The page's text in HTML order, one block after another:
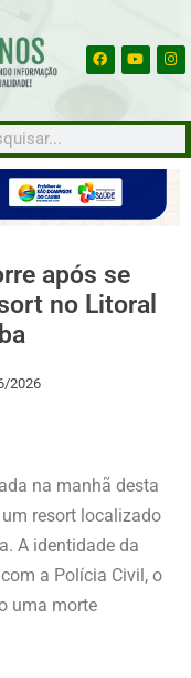
após se
no Litoral
2026
na manhã desta
resort localizado
A identidade da
a Polícia Civil, o
uma morte